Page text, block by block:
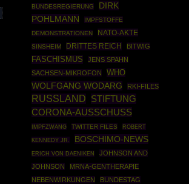
BUNDESREGIERUNG
DIRK
POHLMANN
IMPFSTOFFE
DEMONSTRATIONEN
NATO-AKTE
SINSHEIM DRITTES REICH BITWIG
FASCHISMUS
JENS SPAHN
SACHSEN-MIKROFON
WHO
WOLFGANG WODARG RKI-FILES
RUSSLAND STIFTUNG
CORONA-AUSSCHUSS
IMPFZWANG TWITTER FILES
ROBERT
KENNEDY JR.
BOSCHIMO-NEWS
ERICH VON DAENIKEN
JOHNSON AND
JOHNSON
MRNA-GENTHERAPIE
NEBENWIRKUNGEN
BUNDESTAG